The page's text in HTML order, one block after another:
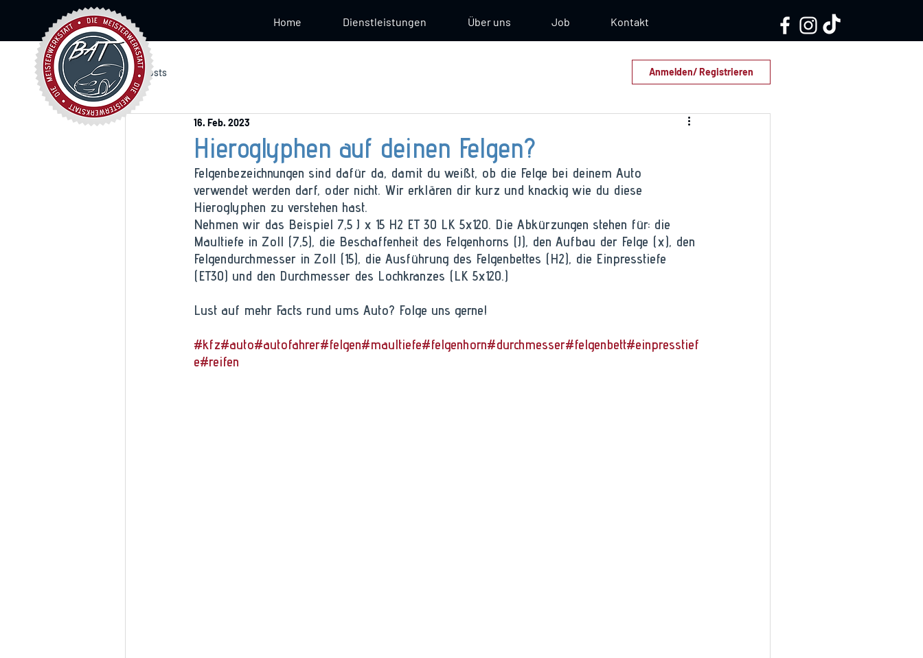
Home Dienstleistungen Über uns Job Kontakt
Alle Posts Anmelden/ Registrieren
Hieroglyphen auf deinen Felgen?
16. Feb. 2023
Felgenbezeichnungen sind dafür da, damit du weißt, ob die Felge bei deinem Auto
verwendet werden darf, oder nicht. Wir erklären dir kurz und knackig wie du diese
Hieroglyphen zu verstehen hast.
Nehmen wir das Beispiel 7,5 J x 15 H2 ET 30 LK 5x120. Die Abkürzungen stehen für: die
Maultiefe in Zoll (7,5), die Beschaffenheit des Felgenhorns (J), den Aufbau der Felge (x), den
Felgendurchmesser in Zoll (15), die Ausführung des Felgenbettes (H2), die Einpresstiefe
(ET30) und den Durchmesser des Lochkranzes (LK 5x120.)
Lust auf mehr Facts rund ums Auto? Folge uns gerne!
#kfz#auto#autofahrer#felgen#maultiefe#felgenhorn#durchmesser#felgenbett#einpresstief
e#reifen